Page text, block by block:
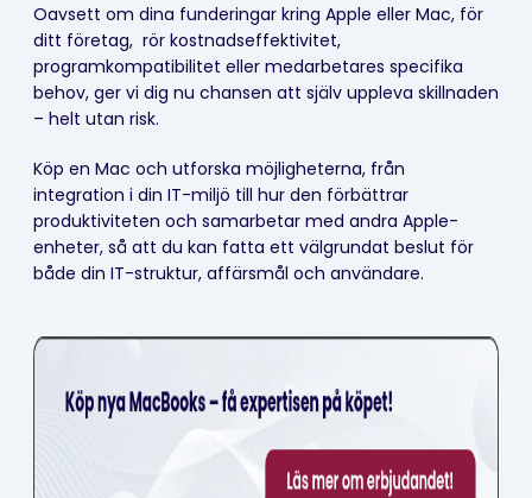
Oavsett om dina funderingar kring Apple eller Mac, för
ditt företag, rör kostnadseffektivitet,
programkompatibilitet eller medarbetares specifika
behov, ger vi dig nu chansen att själv uppleva skillnaden
– helt utan risk.
Köp en Mac och utforska möjligheterna, från
integration i din IT-miljö till hur den förbättrar
produktiviteten och samarbetar med andra Apple-
enheter, så att du kan fatta ett välgrundat beslut för
både din IT-struktur, affärsmål och användare.